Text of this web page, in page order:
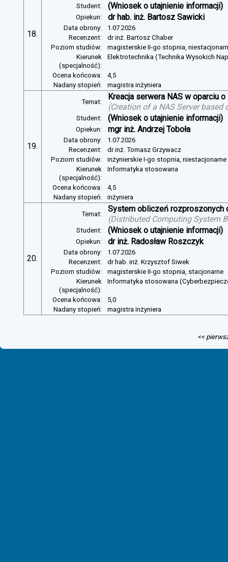
18.
Student: (Wniosek o utajnienie informacji)
Opiekun: dr hab. inż. Bartosz Sawicki
Data obrony:
1.07.2026
Recenzent:
dr inż. Bartosz Chaber
Poziom studiów:
magisterskie II-go stopnia,
Kierunek
(specjalność):
Elektrotechnika (Technika Wysokich
Ocena końcowa:
4,5
Nadany stopień:
magistra inżyniera
19.
Temat:
Kreacja serwera NAS w oparciu
(Creation of a NAS Server based
Student: (Wniosek o utajnienie informacji)
Opiekun: mgr inż. Andrzej Toboła
Data obrony:
1.07.2026
Recenzent:
dr inż. Tomasz Grzywacz
Poziom studiów:
inżynierskie I-go stopnia, niestacjonarne
Kierunek
(specjalność):
Informatyka stosowana
Ocena końcowa:
4,5
Nadany stopień:
inżyniera
20.
Temat:
System obliczeń rozproszonych
(Distributed Computing System
Student: (Wniosek o utajnienie informacji)
Opiekun: dr inż. Radosław Roszczyk
Data obrony:
1.07.2026
Recenzent:
dr hab. inż. Krzysztof Siwek
Poziom studiów:
magisterskie II-go stopnia, stacjonarne
Kierunek
(specjalność):
Informatyka stosowana
Ocena końcowa:
5,0
Nadany stopień:
magistra inżyniera
<<